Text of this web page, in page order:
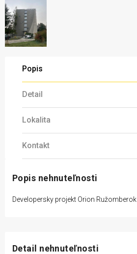
Popis
Detail
Lokalita
Kontakt
Popis nehnuteľnosti
Developersky projekt Orion Ružomberok
Detail nehnuteľnosti